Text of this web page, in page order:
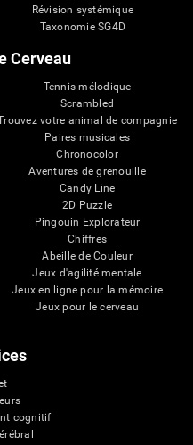
Révision systémique
Taxonomie SG4D
Cerveau
Tennis mélodique
Scrambled
votre animal de compagnie
Paires musicales
Chronocolor
Aventures de grenouille
Candy Line
2D Puzzle
Pingouin Explorateur
Chiffres
Abeille de Couleur
Jeux d'agilité mentale
Jeux en ligne pour la mémoire
Jeux pour le cerveau
cognitif